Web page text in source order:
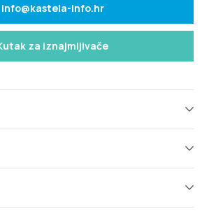
info@kastela-info.hr
za iznajmljivače